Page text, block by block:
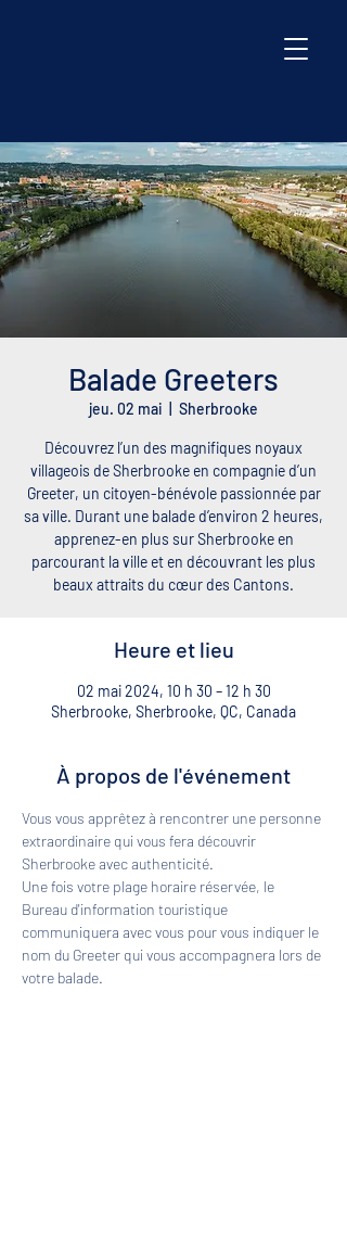
Balade Greeters
jeu. 02 mai Sherbrooke
Découvrez l’un des magnifiques noyaux
villageois de Sherbrooke en compagnie d’un
Greeter, un citoyen-bénévole passionnée par
sa ville. Durant une balade d’environ 2 heures,
apprenez-en plus sur Sherbrooke en
parcourant la ville et en découvrant les plus
beaux attraits du cœur des Cantons.
Heure et lieu
02 mai 2024, 10 h 30 – 12 h 30
Sherbrooke, Sherbrooke, QC, Canada
À propos de l'événement
Vous vous apprêtez à rencontrer une personne
extraordinaire qui vous fera découvrir
Sherbrooke avec authenticité.
Une fois votre plage horaire réservée, le
Bureau d'information touristique
communiquera avec vous pour vous indiquer le
nom du Greeter qui vous accompagnera lors de
votre balade.